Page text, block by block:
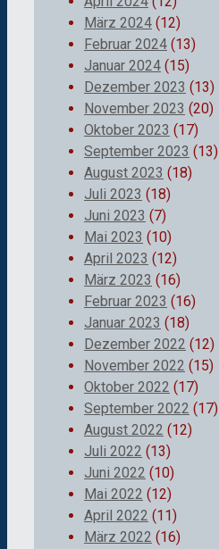
März 2024 (12)
Februar 2024 (13)
Januar 2024 (15)
Dezember 2023 (13)
November 2023 (20)
Oktober 2023 (17)
September 2023 (13)
August 2023 (18)
Juli 2023 (18)
Juni 2023 (7)
Mai 2023 (10)
April 2023 (12)
März 2023 (16)
Februar 2023 (16)
Januar 2023 (18)
Dezember 2022 (12)
November 2022 (15)
Oktober 2022 (17)
September 2022 (17)
August 2022 (12)
Juli 2022 (13)
Juni 2022 (10)
Mai 2022 (12)
April 2022 (11)
März 2022 (16)